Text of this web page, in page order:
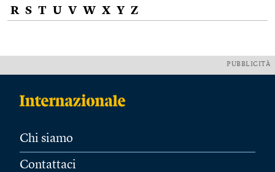
R S T U V W X Y Z
PUBBLICITÀ
Chi siamo
Contattaci